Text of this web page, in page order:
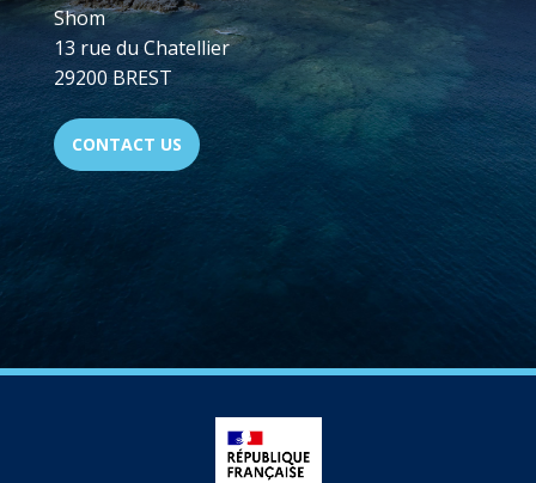
Shom
13 rue du Chatellier
29200 BREST
CONTACT US